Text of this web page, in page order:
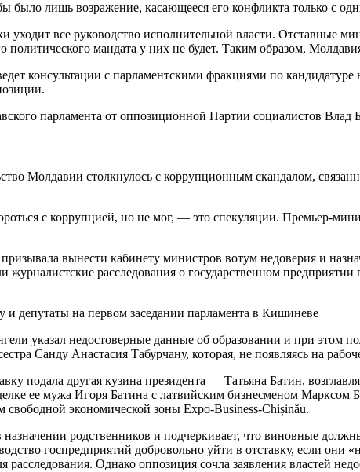
было лишь возражение, касающееся его конфликта только с
уходит все руководство исполнительной власти. Отставные
мандата у них не будет. Таким образом,
консультации с парламентскими фракциями по
парламента от оппозиционной Партии социалистов
Молдавии столкнулось с коррупционным скандалом,
с коррупцией, но не мог, — это спекуляции. Премьер-
вынести кабинету министров вотум недоверия и
расследования о государственном
депутаты на первом заседании парламента в Кишиневе
указал недостоверные данные об образовании и при этом
Санду Анастасия Табурчану, которая, не появляясь на
подала другая кузина президента — Татьяна Батин,
ее мужа Игоря Батина с латвийским бизнесменом
свободной экономической зоны Expo-Business-Chișinău.
назначении родственников и подчеркивает, что виновные
госпредприятий добровольно уйти в отставку, если они
расследования. Однако оппозиция сочла заявления властей